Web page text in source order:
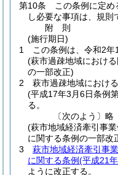
第10条
この条例に定
し必要な事項は、規則
附 則
(施行期日)
1
この条例は、令和2年
(萩市過疎地域におけ
の一部改正)
2
萩市過疎地域におけ
(平成17年3月6日条例
る。
〔次のよう〕略
(萩市地域経済牽引事
に関する条例の一部改
3
萩市地域経済牽引事
に関する条例(平成21
ように改正する。